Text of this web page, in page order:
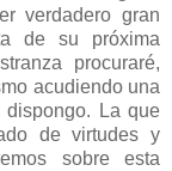
verdadero gran
de su próxima
procuraré,
acudiendo una
La que
de virtudes y
sobre esta